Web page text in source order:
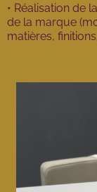
• Réalisation de
de la marque
matières,